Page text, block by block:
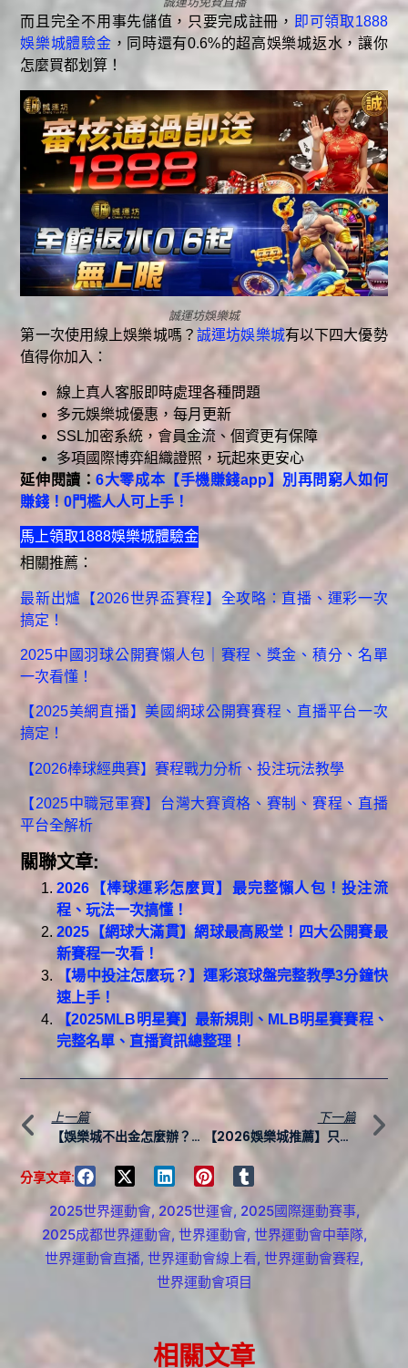
而且完全不用事先儲值，只要完成註冊， 即可領取1888
娛樂城體驗金 ，同時還有0.6%的超高娛樂城返水，讓你
怎麼買都划算！
誠運坊娛樂城
第一次使用線上娛樂城嗎？ 誠運坊娛樂城有以下四大優勢
值得你加入：
線上真人客服即時處理各種問題
多元娛樂城優惠，每月更新
SSL加密系統，會員金流、個資更有保障
多項國際博弈組織證照，玩起來更安心
延伸閱讀：6大零成本【手機賺錢app】別再問窮人如何
賺錢！0門檻人人可上手！
馬上領取1888娛樂城體驗金
相關推薦：
最新出爐【2026世界盃賽程】全攻略：直播、運彩一次
搞定！
2025中國羽球公開賽懶人包｜賽程、獎金、積分、名單
一次看懂！
【2025美網直播】美國網球公開賽賽程、直播平台一次
搞定！
【2026棒球經典賽】賽程戰力分析、投注玩法教學
【2025中職冠軍賽】台灣大賽資格、賽制、賽程、直播
平台全解析
關聯文章:
2026【棒球運彩怎麼買】最完整懶人包！投注流
程、玩法一次搞懂！
2025【網球大滿貫】網球最高殿堂！四大公開賽最
新賽程一次看！
【場中投注怎麼玩？】運彩滾球盤完整教學3分鐘快
速上手！
【2025MLB明星賽】最新規則、MLB明星賽賽程、
完整名單、直播資訊總整理！
上一篇
【娛樂城不出金怎麼辦？】黑名單、報警流程、風控處理一次看懂！
下一篇
【2026娛樂城推薦】只要三招！教你挑到最適合你的安全平台
分享文章:
2025世界運動會, 2025世運會, 2025國際運動賽事,
2025成都世界運動會, 世界運動會, 世界運動會中華隊,
世界運動會直播, 世界運動會線上看, 世界運動會賽程,
世界運動會項目
相關文章